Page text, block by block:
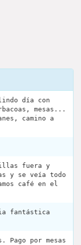
día con
mesas...
camino a
fuera y
y se veía todo
café en el
fantástica
Pago por mesas